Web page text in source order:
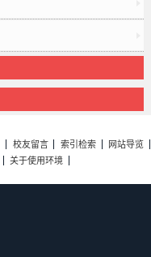
校友留言 索引检索
网站导览
关于使用环境